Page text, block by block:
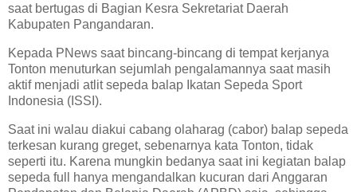
saat bertugas di Bagian Kesra Sekretariat Daerah
Kabupaten Pangandaran.
Kepada PNews saat bincang-bincang di tempat kerjanya
Tonton menuturkan sejumlah pengalamannya saat masih
aktif menjadi atlit sepeda balap Ikatan Sepeda Sport
Indonesia (ISSI).
Saat ini walau diakui cabang olaharag (cabor) balap sepeda
terkesan kurang greget, sebenarnya kata Tonton, tidak
seperti itu. Karena mungkin bedanya saat ini kegiatan balap
sepeda full hanya mengandalkan kucuran dari Anggaran